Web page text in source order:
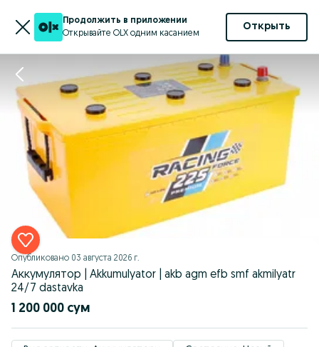
Продолжить в приложении
Открывайте OLX одним касанием
Открыть
Опубликовано 03 августа 2026 г.
Аккумулятор | Akkumulyator | akb agm efb smf akmilyatr
24/7 dastavka
1 200 000 сум